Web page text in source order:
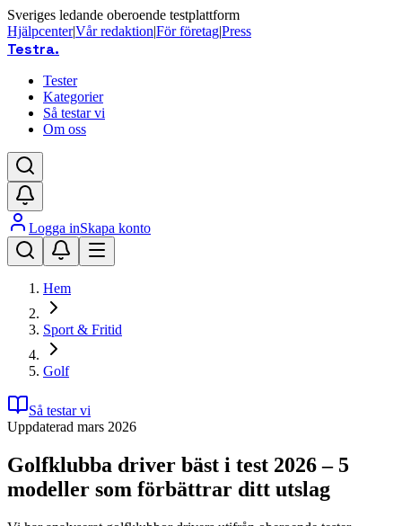
Sveriges ledande oberoende testplattform
Hjälpcenter|Vår redaktion|För företag|Press
Testra.
Tester
Kategorier
Så testar vi
Om oss
Logga inSkapa konto
Hem
Sport & Fritid
Golf
Så testar vi
Uppdaterad mars 2026
Golfklubba driver bäst i test 2026 – 5
modeller som förbättrar ditt utslag